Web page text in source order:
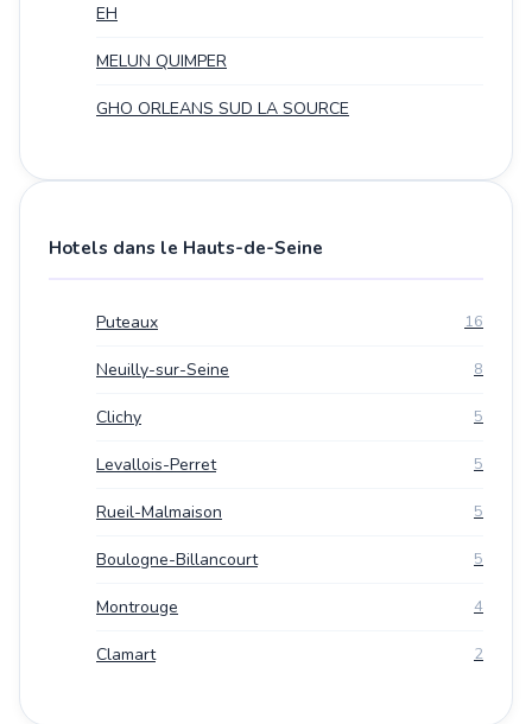
EH
MELUN QUIMPER
GHO ORLEANS SUD LA SOURCE
Hotels dans le Hauts-de-Seine
Puteaux 16
Neuilly-sur-Seine 8
Clichy 5
Levallois-Perret 5
Rueil-Malmaison 5
Boulogne-Billancourt 5
Montrouge 4
Clamart 2